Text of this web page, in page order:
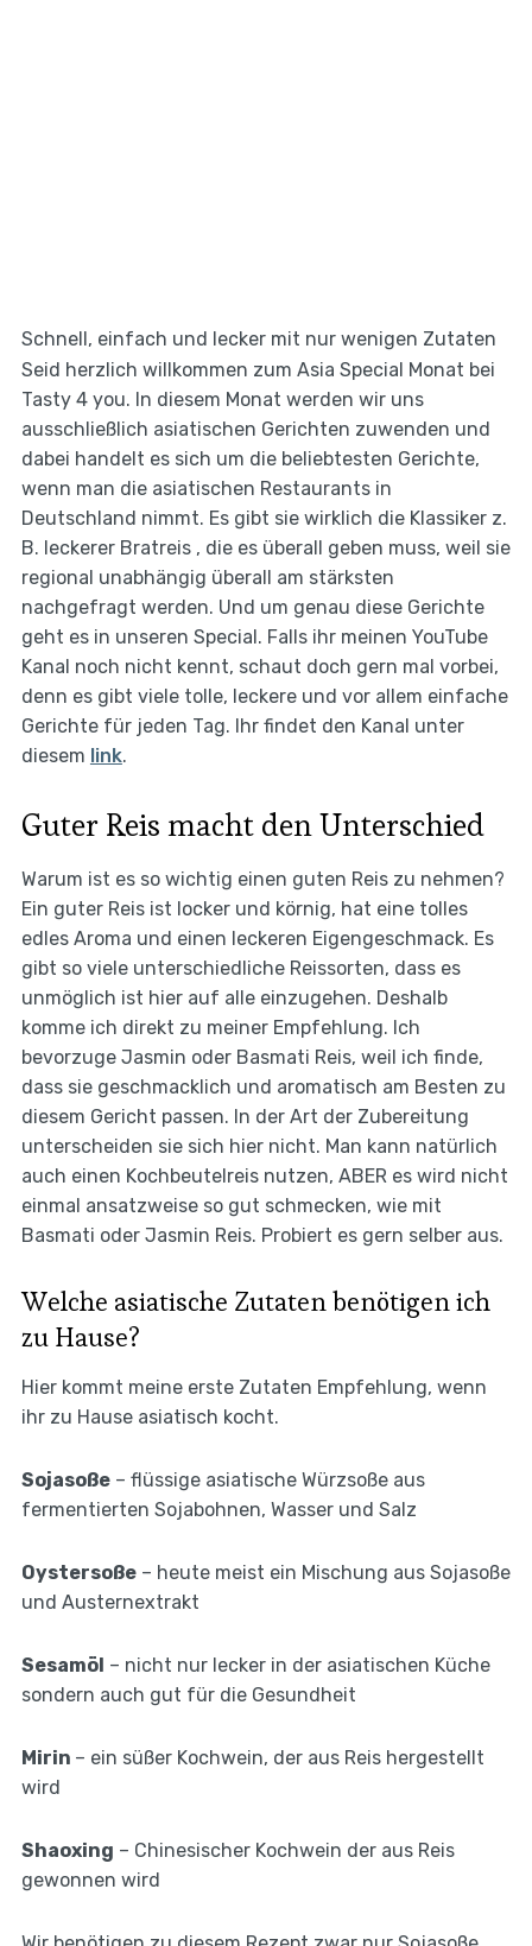
Schnell, einfach und lecker mit nur wenigen Zutaten
Seid herzlich willkommen zum Asia Special Monat bei
Tasty 4 you. In diesem Monat werden wir uns
ausschließlich asiatischen Gerichten zuwenden und
dabei handelt es sich um die beliebtesten Gerichte,
wenn man die asiatischen Restaurants in
Deutschland nimmt. Es gibt sie wirklich die Klassiker z.
B. leckerer Bratreis , die es überall geben muss, weil sie
regional unabhängig überall am stärksten
nachgefragt werden. Und um genau diese Gerichte
geht es in unseren Special. Falls ihr meinen YouTube
Kanal noch nicht kennt, schaut doch gern mal vorbei,
denn es gibt viele tolle, leckere und vor allem einfache
Gerichte für jeden Tag. Ihr findet den Kanal unter
diesem link.
Guter Reis macht den Unterschied
Warum ist es so wichtig einen guten Reis zu nehmen?
Ein guter Reis ist locker und körnig, hat eine tolles
edles Aroma und einen leckeren Eigengeschmack. Es
gibt so viele unterschiedliche Reissorten, dass es
unmöglich ist hier auf alle einzugehen. Deshalb
komme ich direkt zu meiner Empfehlung. Ich
bevorzuge Jasmin oder Basmati Reis, weil ich finde,
dass sie geschmacklich und aromatisch am Besten zu
diesem Gericht passen. In der Art der Zubereitung
unterscheiden sie sich hier nicht. Man kann natürlich
auch einen Kochbeutelreis nutzen, ABER es wird nicht
einmal ansatzweise so gut schmecken, wie mit
Basmati oder Jasmin Reis. Probiert es gern selber aus.
Welche asiatische Zutaten benötigen ich
zu Hause?
Hier kommt meine erste Zutaten Empfehlung, wenn
ihr zu Hause asiatisch kocht.
Sojasoße– flüssige asiatische Würzsoße aus
fermentierten Sojabohnen, Wasser und Salz
Oystersoße– heute meist ein Mischung aus Sojasoße
und Austernextrakt
Sesamöl – nicht nur lecker in der asiatischen Küche
sondern auch gut für die Gesundheit
Mirin – ein süßer Kochwein, der aus Reis hergestellt
wird
Shaoxing – Chinesischer Kochwein der aus Reis
gewonnen wird